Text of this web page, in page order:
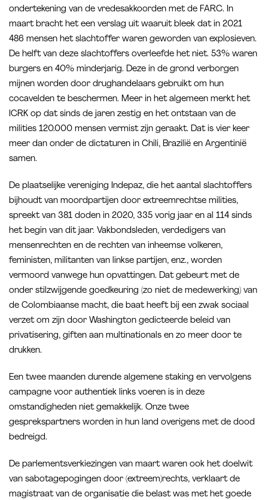
ondertekening van de vredesakkoorden met de FARC. In
maart bracht het een verslag uit waaruit bleek dat in 2021
486 mensen het slachtoffer waren geworden van explosieven.
De helft van deze slachtoffers overleefde het niet. 53% waren
burgers en 40% minderjarig. Deze in de grond verborgen
mijnen worden door drughandelaars gebruikt om hun
cocavelden te beschermen. Meer in het algemeen merkt het
ICRK op dat sinds de jaren zestig en het ontstaan van de
milities 120.000 mensen vermist zijn geraakt. Dat is vier keer
meer dan onder de dictaturen in Chili, Brazilië en Argentinië
samen.
De plaatselijke vereniging Indepaz, die het aantal slachtoffers
bijhoudt van moordpartijen door extreemrechtse milities,
spreekt van 381 doden in 2020, 335 vorig jaar en al 114 sinds
het begin van dit jaar. Vakbondsleden, verdedigers van
mensenrechten en de rechten van inheemse volkeren,
feministen, militanten van linkse partijen, enz., worden
vermoord vanwege hun opvattingen. Dat gebeurt met de
onder stilzwijgende goedkeuring (zo niet de medewerking) van
de Colombiaanse macht, die baat heeft bij een zwak sociaal
verzet om zijn door Washington gedicteerde beleid van
privatisering, giften aan multinationals en zo meer door te
drukken.
Een twee maanden durende algemene staking en vervolgens
campagne voor authentiek links voeren is in deze
omstandigheden niet gemakkelijk. Onze twee
gesprekspartners worden in hun land overigens met de dood
bedreigd.
De parlementsverkiezingen van maart waren ook het doelwit
van sabotagepogingen door (extreem)rechts, verklaart de
magistraat van de organisatie die belast was met het goede